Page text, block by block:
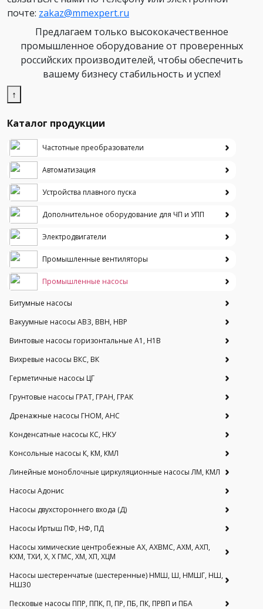
почте: zakaz@mmexpert.ru
Предлагаем только высококачественное
промышленное оборудование от проверенных
российских производителей, чтобы обеспечить
вашему бизнесу стабильность и успех!
↑
Каталог продукции
Частотные преобразователи
Автоматизация
Устройства плавного пуска
Дополнительное оборудование для ЧП и УПП
Электродвигатели
Промышленные вентиляторы
Промышленные насосы
Битумные насосы
Вакуумные насосы АВЗ, ВВН, НВР
Винтовые насосы горизонтальные А1, Н1В
Вихревые насосы ВКС, ВК
Герметичные насосы ЦГ
Грунтовые насосы ГРАТ, ГРАН, ГРАК
Дренажные насосы ГНОМ, АНС
Конденсатные насосы КС, НКУ
Консольные насосы К, КМ, КМЛ
Линейные моноблочные циркуляционные насосы ЛМ, КМЛ
Насосы Адонис
Насосы двухстороннего входа (Д)
Насосы Иртыш ПФ, НФ, ПД
Насосы химические центробежные АХ, АХВМС, АХМ, АХП,
КХМ, ТХИ, Х, Х ГМС, ХМ, ХП, ХЦМ
Насосы шестеренчатые (шестеренные) НМШ, Ш, НМШГ, НШ,
НШ30
Песковые насосы ППР, ППК, П, ПР, ПБ, ПК, ПРВП и ПБА